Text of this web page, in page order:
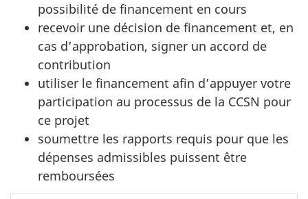
possibilité de financement en cours
recevoir une décision de financement et, en
cas d’approbation, signer un accord de
contribution
utiliser le financement afin d’appuyer votre
participation au processus de la CCSN pour
ce projet
soumettre les rapports requis pour que les
dépenses admissibles puissent être
remboursées